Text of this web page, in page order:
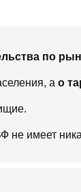
по
а о
не имеет